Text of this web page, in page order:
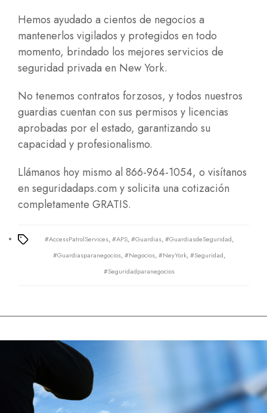
Hemos ayudado a cientos de negocios a
mantenerlos vigilados y protegidos en todo
momento, brindado los mejores servicios de
seguridad privada en New York.
No tenemos contratos forzosos, y todos nuestros
guardias cuentan con sus permisos y licencias
aprobadas por el estado, garantizando su
capacidad y profesionalismo.
Llámanos hoy mismo al 866-964-1054, o visítanos
en seguridadaps.com y solicita una cotización
completamente GRATIS.
Tags
#AccessPatrolServices,#APS,#Guardias,#GuardiasdeSeguridad,
#Guardiasparanegocios,#Negocios,#NeyYork,#Seguridad,
#Seguridadparanegocios